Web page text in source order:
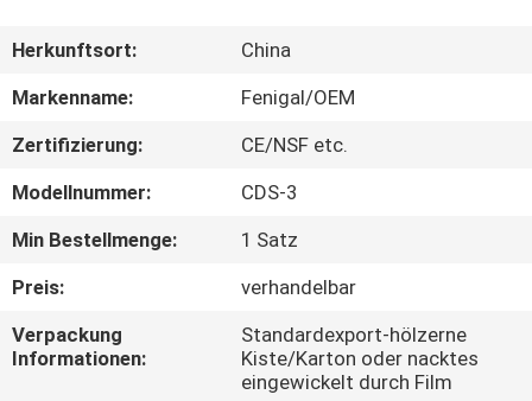
UNS
AUSFLUG
QUALITÄTSKONTROLLE
TRETEN
SIE
Herkunftsort:
China
Markenname:
Fenigal/OEM
Zertifizierung:
CE/NSF etc.
Modellnummer:
CDS-3
Min Bestellmenge:
1 Satz
Preis:
verhandelbar
Verpackung
Informationen:
Standardexport-hölzerne
Kiste/Karton oder nacktes
eingewickelt durch Film